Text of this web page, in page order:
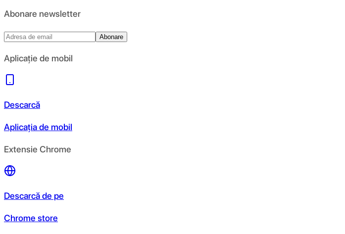
Abonare newsletter
Abonare
Aplicație de mobil
Descarcă
Aplicația de mobil
Extensie Chrome
Descarcă de pe
Chrome store